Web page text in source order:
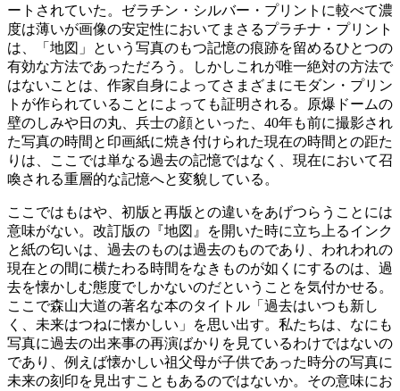
ートされていた。ゼラチン・シルバー・プリントに較べて濃
度は薄いが画像の安定性においてまさるプラチナ・プリント
は、「地図」という写真のもつ記憶の痕跡を留めるひとつの
有効な方法であっただろう。しかしこれが唯一絶対の方法で
はないことは、作家自身によってさまざまにモダン・プリン
トが作られていることによっても証明される。原爆ドームの
壁のしみや日の丸、兵士の顔といった、40年も前に撮影され
た写真の時間と印画紙に焼き付けられた現在の時間との距た
りは、ここでは単なる過去の記憶ではなく、現在において召
喚される重層的な記憶へと変貌している。
ここではもはや、初版と再版との違いをあげつらうことには
意味がない。改訂版の『地図』を開いた時に立ち上るインク
と紙の匂いは、過去のものは過去のものであり、われわれの
現在との間に横たわる時間をなきものが如くにするのは、過
去を懐かしむ態度でしかないのだということを気付かせる。
ここで森山大道の著名な本のタイトル「過去はいつも新し
く、未来はつねに懐かしい」を思い出す。私たちは、なにも
写真に過去の出来事の再演ばかりを見ているわけではないの
であり、例えば懐かしい祖父母が子供であった時分の写真に
未来の刻印を見出すこともあるのではないか。その意味にお